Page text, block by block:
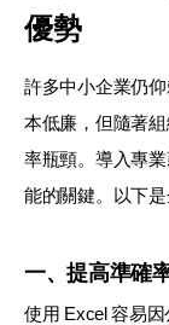
優勢
許多中小企業仍
本低廉，但隨著
率瓶頸。導入專
能的關鍵。以下
一、提高準確
使用 Excel 容易